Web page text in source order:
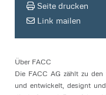
Seite drucken
Link mailen
Über FACC
Die FACC AG zählt zu den
und entwickelt, designt